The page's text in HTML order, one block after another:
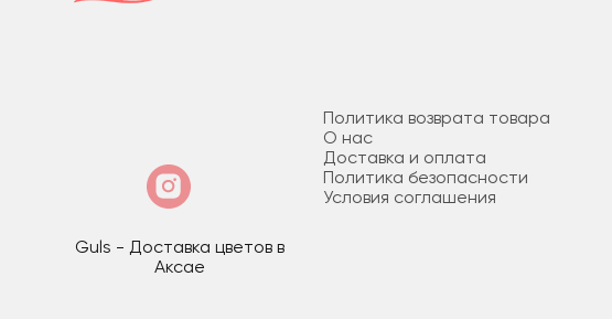
Guls - Доставка цветов в
Аксае
Политика возврата товара
О нас
Доставка и оплата
Политика безопасности
Условия соглашения